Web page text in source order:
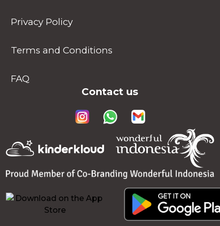
Privacy Policy
Terms and Conditions
FAQ
Contact us